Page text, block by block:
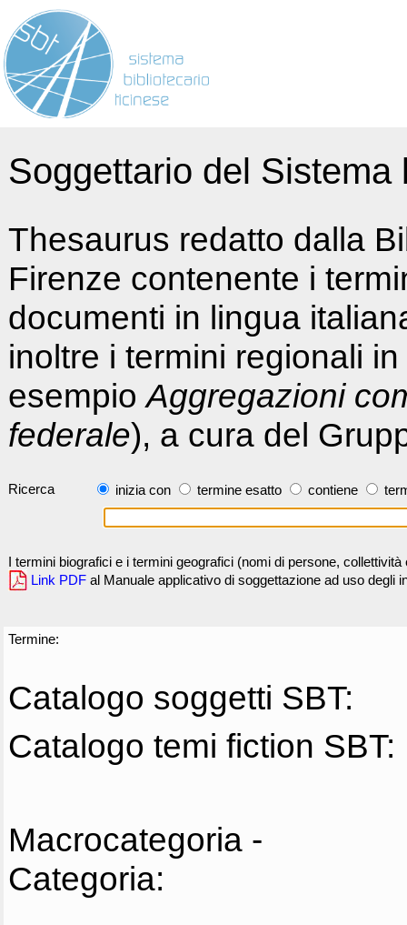
Soggettario del
Thesaurus redatto dalla
Firenze contenente i
documenti in lingua
inoltre i termini regionali
esempioAggregazioni
federale), a cura del
Ricerca inizia con termine esatto contiene
I termini biografici e i termini geografici (nomi di persone,
Link PDF al Manuale applicativo di soggettazione ad uso degli
Termine:
Catalogo soggetti SBT:
Catalogo temi fiction SBT:
Macrocategoria -
Categoria: